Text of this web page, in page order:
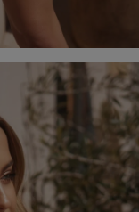
KOBIET W CIĄŻY